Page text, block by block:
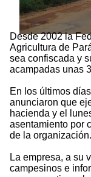
Desde 2002 la
Agricultura de
sea confiscada y
acampadas unas
En los últimos
anunciaron que
hacienda y el
asentamiento por
de la organización.
La empresa, a su
campesinos e